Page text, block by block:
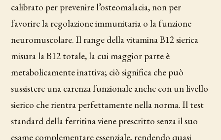
calibrato per prevenire l’osteomalacia, non per
favorire la regolazione immunitaria o la funzione
neuromuscolare. Il range della vitamina B12 sierica
misura la B12 totale, la cui maggior parte è
metabolicamente inattiva; ciò significa che può
sussistere una carenza funzionale anche con un livello
sierico che rientra perfettamente nella norma. Il test
standard della ferritina viene prescritto senza il suo
esame complementare essenziale, rendendo quasi